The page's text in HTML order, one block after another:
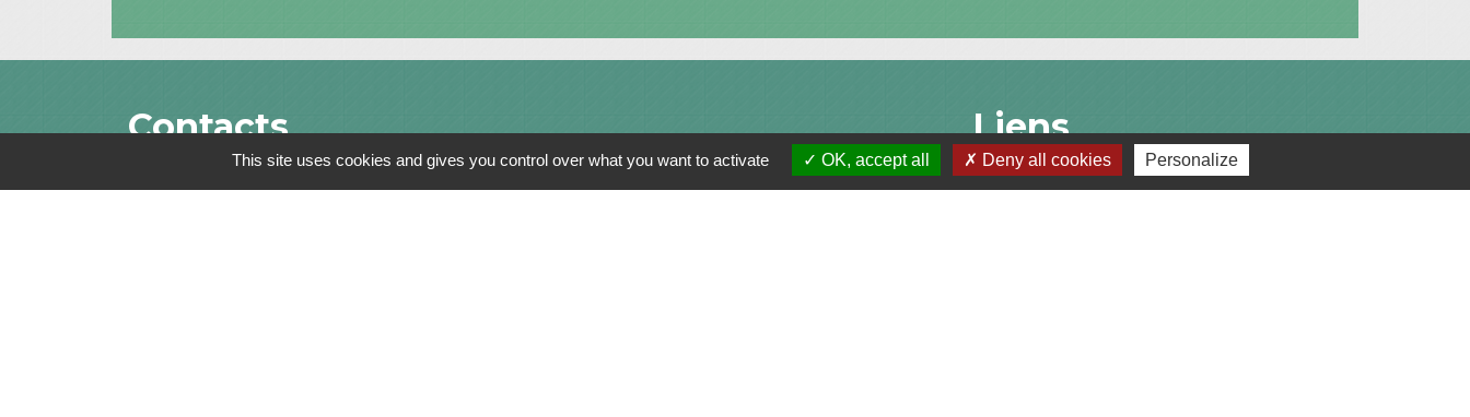
Contacts Liens
This site uses cookies and gives you control over what you want to activate OK, accept all Deny all cookies Personalize